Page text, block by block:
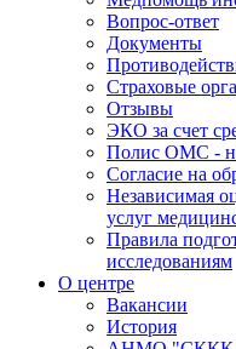
Вопрос-ответ
Документы
Страховые
Отзывы
ЭКО за счет
Полис ОМС -
Согласие на
Независимая
услуг
Правила
исследованиям
О центре
Вакансии
История